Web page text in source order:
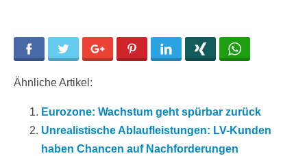
Facebook Twitter Google+ Pinterest LinkedIn
Ähnliche Artikel:
Eurozone: Wachstum geht spürbar zurück
Unrealistische Ablaufleistungen: LV-Kunden
haben Chancen auf Nachforderungen